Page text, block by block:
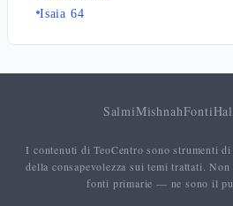
Isaia 64
SalmiMishnahFonti
I contenuti di TeoCentro sono strumenti
della consapevolezza sui temi trattati.
fonti primarie — ne sono il